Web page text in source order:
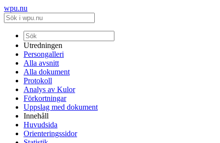
wpu.nu
Utredningen
Persongalleri
Alla avsnitt
Alla dokument
Protokoll
Analys av Kulor
Förkortningar
Uppslag med dokument
Innehåll
Huvudsida
Orienteringssidor